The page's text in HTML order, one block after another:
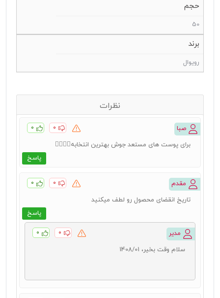
حجم
50
برند
رویوال
نظرات
صبا ۰ ۰
پاسخ
برای پوست های مستعد جوش بهترین انتخابه👌🏻👌🏻
مقدم ۰ ۰
پاسخ
تاریخ انقضای محصول رو لطف میکنید
مدیر ۰ ۰
سلام وقت بخیر، 1408/01